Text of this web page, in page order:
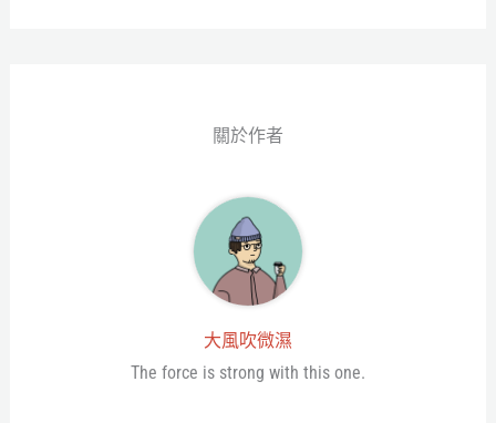
關於作者
大風吹微濕
The force is strong with this one.